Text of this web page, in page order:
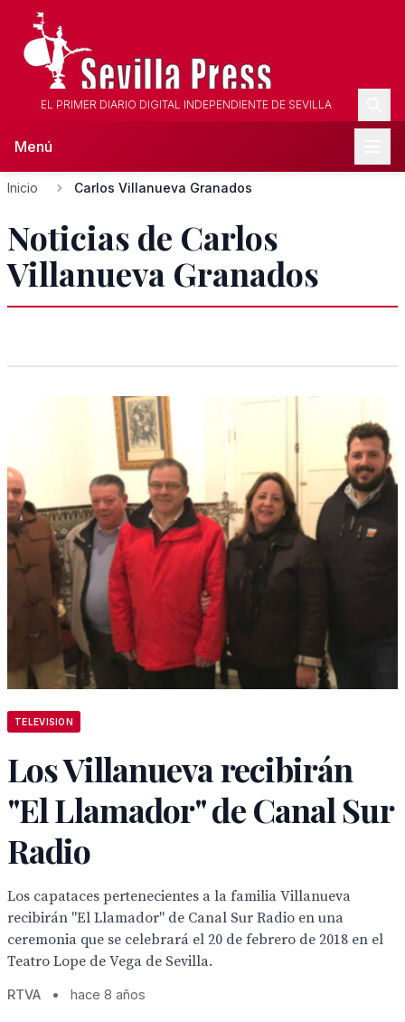
EL PRIMER DIARIO DIGITAL INDEPENDIENTE DE SEVILLA
Menú
Inicio Carlos Villanueva Granados
Noticias de Carlos
Villanueva Granados
TELEVISION
Los Villanueva recibirán
"El Llamador" de Canal Sur
Radio
Los capataces pertenecientes a la familia Villanueva
recibirán "El Llamador" de Canal Sur Radio en una
ceremonia que se celebrará el 20 de febrero de 2018 en el
Teatro Lope de Vega de Sevilla.
RTVA • hace 8 años